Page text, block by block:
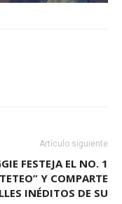
Artículo siguiente
FESTEJA EL NO. 1
Y COMPARTE
INÉDITOS DE SU